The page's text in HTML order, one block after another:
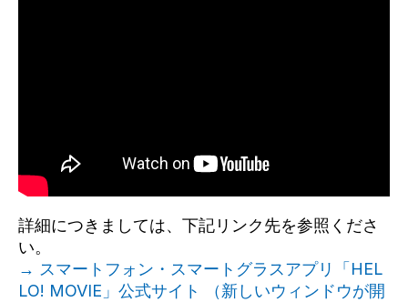
詳細につきましては、下記リンク先を参照くださ
い。
→ スマートフォン・スマートグラスアプリ「HEL
LO! MOVIE」公式サイト （新しいウィンドウが開